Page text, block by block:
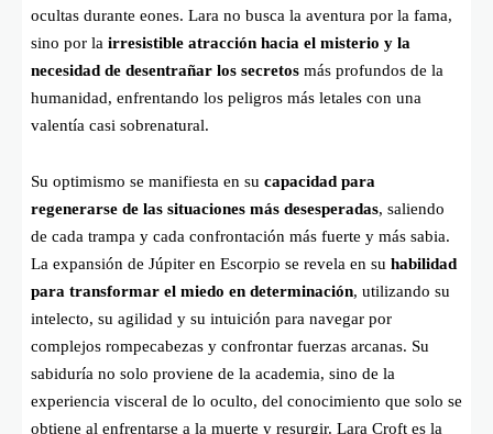
ocultas durante eones. Lara no busca la aventura por la fama,
sino por la irresistible atracción hacia el misterio y la
necesidad de desentrañar los secretos más profundos de la
humanidad, enfrentando los peligros más letales con una
valentía casi sobrenatural.
Su optimismo se manifiesta en su capacidad para
regenerarse de las situaciones más desesperadas, saliendo
de cada trampa y cada confrontación más fuerte y más sabia.
La expansión de Júpiter en Escorpio se revela en su habilidad
para transformar el miedo en determinación, utilizando su
intelecto, su agilidad y su intuición para navegar por
complejos rompecabezas y confrontar fuerzas arcanas. Su
sabiduría no solo proviene de la academia, sino de la
experiencia visceral de lo oculto, del conocimiento que solo se
obtiene al enfrentarse a la muerte y resurgir. Lara Croft es la